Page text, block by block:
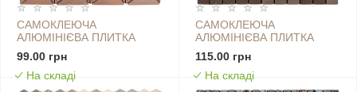
САМОКЛЕЮЧА
АЛЮМІНІЄВА ПЛИТКА
300Х300Х3ММ МІДНА ЗІ
СТРАЗАМИ SW-00001416
(D)
99.00 грн
На складі
САМОКЛЕЮЧА
АЛЮМІНІЄВА ПЛИТКА
300Х300Х3ММ МІДНА
МОЗАЇКА SW-00001157
115.00 грн
На складі